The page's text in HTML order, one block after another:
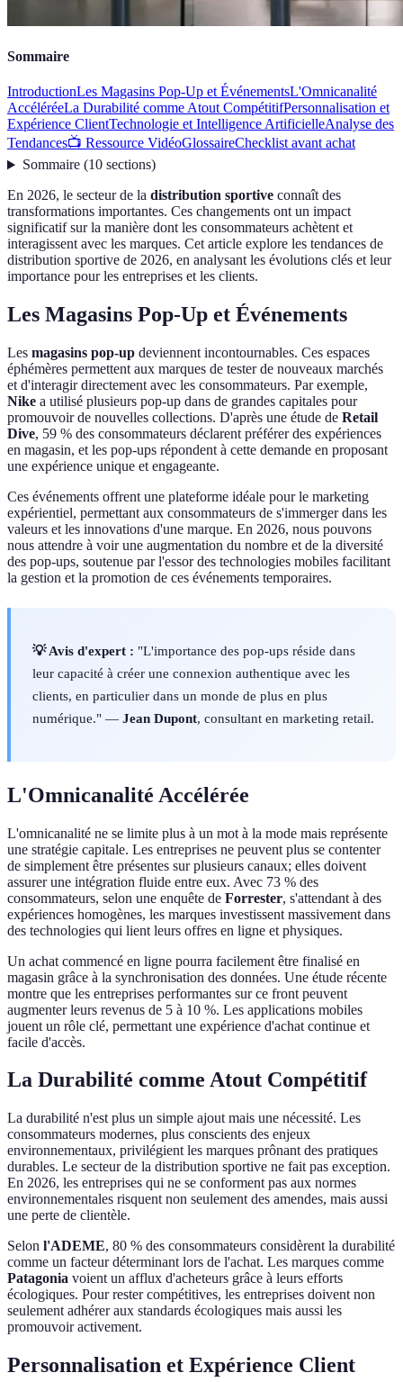
Sommaire
IntroductionLes Magasins Pop-Up et ÉvénementsL'Omnicanalité
AccéléréeLa Durabilité comme Atout CompétitifPersonnalisation et
Expérience ClientTechnologie et Intelligence ArtificielleAnalyse des
Tendances📺 Ressource VidéoGlossaireChecklist avant achat
Sommaire(10 sections)
En 2026, le secteur de la distribution sportive connaît des
transformations importantes. Ces changements ont un impact
significatif sur la manière dont les consommateurs achètent et
interagissent avec les marques. Cet article explore les tendances de
distribution sportive de 2026, en analysant les évolutions clés et leur
importance pour les entreprises et les clients.
Les Magasins Pop-Up et Événements
Les magasins pop-up deviennent incontournables. Ces espaces
éphémères permettent aux marques de tester de nouveaux marchés
et d'interagir directement avec les consommateurs. Par exemple,
Nike a utilisé plusieurs pop-up dans de grandes capitales pour
promouvoir de nouvelles collections. D'après une étude de Retail
Dive, 59 % des consommateurs déclarent préférer des expériences
en magasin, et les pop-ups répondent à cette demande en proposant
une expérience unique et engageante.
Ces événements offrent une plateforme idéale pour le marketing
expérientiel, permettant aux consommateurs de s'immerger dans les
valeurs et les innovations d'une marque. En 2026, nous pouvons
nous attendre à voir une augmentation du nombre et de la diversité
des pop-ups, soutenue par l'essor des technologies mobiles facilitant
la gestion et la promotion de ces événements temporaires.
💡 Avis d'expert : "L'importance des pop-ups réside dans
leur capacité à créer une connexion authentique avec les
clients, en particulier dans un monde de plus en plus
numérique." — Jean Dupont, consultant en marketing retail.
L'Omnicanalité Accélérée
L'omnicanalité ne se limite plus à un mot à la mode mais représente
une stratégie capitale. Les entreprises ne peuvent plus se contenter
de simplement être présentes sur plusieurs canaux; elles doivent
assurer une intégration fluide entre eux. Avec 73 % des
consommateurs, selon une enquête de Forrester, s'attendant à des
expériences homogènes, les marques investissent massivement dans
des technologies qui lient leurs offres en ligne et physiques.
Un achat commencé en ligne pourra facilement être finalisé en
magasin grâce à la synchronisation des données. Une étude récente
montre que les entreprises performantes sur ce front peuvent
augmenter leurs revenus de 5 à 10 %. Les applications mobiles
jouent un rôle clé, permettant une expérience d'achat continue et
facile d'accès.
La Durabilité comme Atout Compétitif
La durabilité n'est plus un simple ajout mais une nécessité. Les
consommateurs modernes, plus conscients des enjeux
environnementaux, privilégient les marques prônant des pratiques
durables. Le secteur de la distribution sportive ne fait pas exception.
En 2026, les entreprises qui ne se conforment pas aux normes
environnementales risquent non seulement des amendes, mais aussi
une perte de clientèle.
Selon l'ADEME, 80 % des consommateurs considèrent la durabilité
comme un facteur déterminant lors de l'achat. Les marques comme
Patagonia voient un afflux d'acheteurs grâce à leurs efforts
écologiques. Pour rester compétitives, les entreprises doivent non
seulement adhérer aux standards écologiques mais aussi les
promouvoir activement.
Personnalisation et Expérience Client